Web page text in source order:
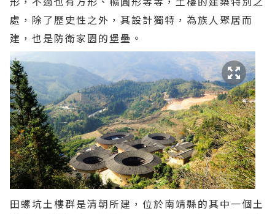
處，除了歷史性之外，其設計獨特，為族人聚居而
建，也是防衛家園的堡壘。
田螺坑土樓群是清朝所建，位於南靖縣的其中一個土